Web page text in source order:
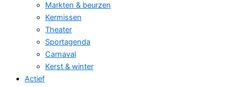
Markten & beurzen
Kermissen
Theater
Sportagenda
Carnaval
Kerst & winter
Actief